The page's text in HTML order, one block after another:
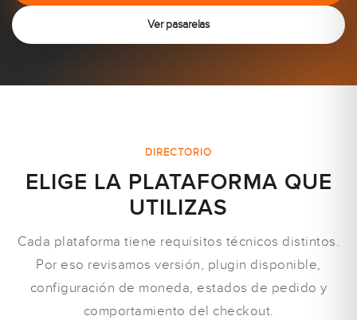
Ver pasarelas
DIRECTORIO
ELIGE LA PLATAFORMA QUE
UTILIZAS
Cada plataforma tiene requisitos técnicos distintos.
Por eso revisamos versión, plugin disponible,
configuración de moneda, estados de pedido y
comportamiento del checkout.